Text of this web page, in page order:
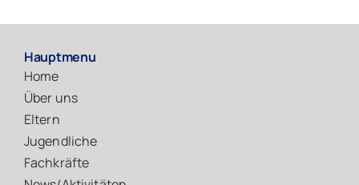
Hauptmenu
Home
Über uns
Eltern
Jugendliche
Fachkräfte